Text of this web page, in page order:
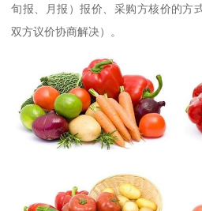
旬报、月报）报价、采购方核价的方
双方议价协商解决）。